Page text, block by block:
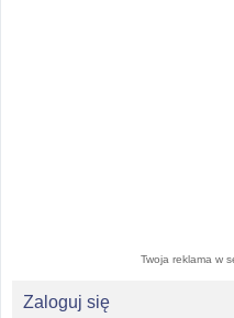
Twoja reklama w
Zaloguj się